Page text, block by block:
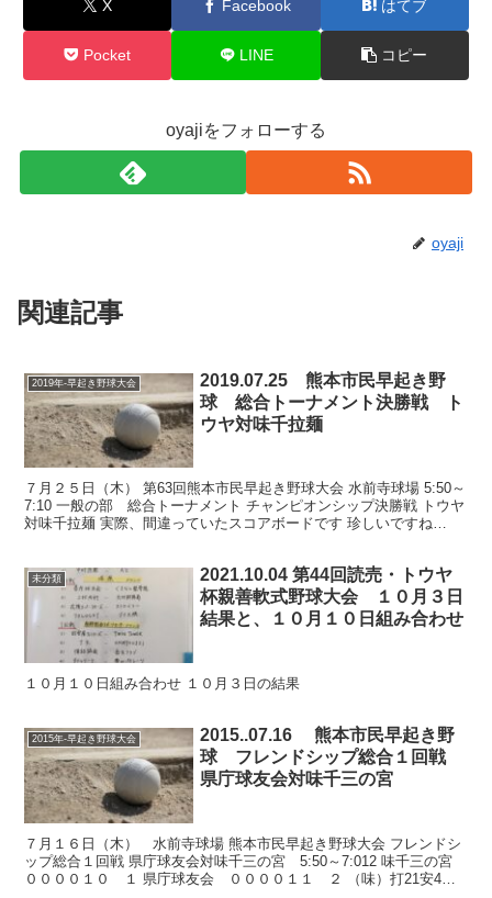
X Facebook はてブ
Pocket LINE コピー
oyajiをフォローする
oyaji
関連記事
2019年-早起き野球大会
2019.07.25 熊本市民早起き野
球 総合トーナメント決勝戦 ト
ウヤ対味千拉麺
７月２５日（木） 第63回熊本市民早起き野球大会 水前寺球場 5:50～
7:10 一般の部 総合トーナメント チャンピオンシップ決勝戦 トウヤ
対味千拉麺 実際、間違っていたスコアボードです 珍しいですね
未分類
2021.10.04 第44回読売・トウヤ
杯親善軟式野球大会 １０月３日
結果と、１０月１０日組み合わせ
１０月１０日組み合わせ １０月３日の結果
2015年-早起き野球大会
2015..07.16 熊本市民早起き野
球 フレンドシップ総合１回戦
県庁球友会対味千三の宮
７月１６日（木） 水前寺球場 熊本市民早起き野球大会 フレンドシ
ップ総合１回戦 県庁球友会対味千三の宮 5:50～7:012 味千三の宮
００００１０ １ 県庁球友会 ００００１１ ２ （味）打21安4点1